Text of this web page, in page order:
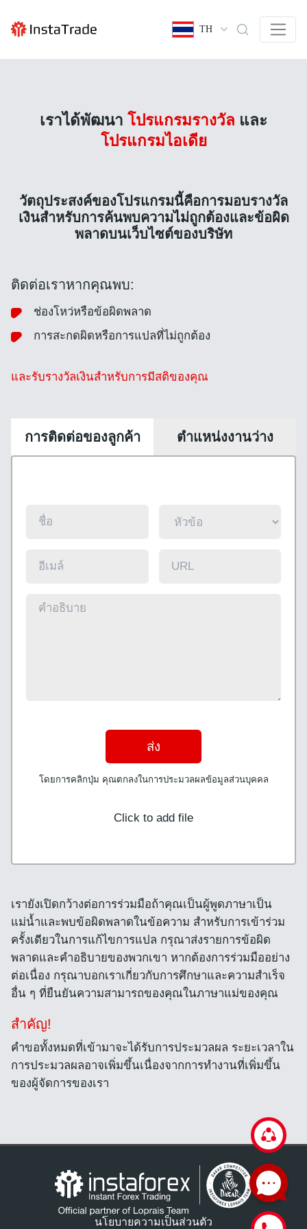
TH
เราได้พัฒนา โปรแกรมรางวัล และ
โปรแกรมไอเดีย
วัตถุประสงค์ของโปรแกรมนี้คือการมอบรางวัล
เงินสำหรับการค้นพบความไม่ถูกต้องและข้อผิด
พลาดบนเว็บไซต์ของบริษัท
ติดต่อเราหากคุณพบ:
ช่องโหว่หรือข้อผิดพลาด
การสะกดผิดหรือการแปลที่ไม่ถูกต้อง
และรับรางวัลเงินสำหรับการมีสติของคุณ
การติดต่อของลูกค้า ตำแหน่งงานว่าง
ส่ง
โดยการคลิกปุ่ม คุณตกลงในการประมวลผลข้อมูลส่วนบุคคล
Click to add file
เรายังเปิดกว้างต่อการร่วมมือถ้าคุณเป็นผู้พูดภาษาเป็น
แม่น้ำและพบข้อผิดพลาดในข้อความ สำหรับการเข้าร่วม
ครั้งเดียวในการแก้ไขการแปล กรุณาส่งรายการข้อผิด
พลาดและคำอธิบายของพวกเขา หากต้องการร่วมมืออย่าง
ต่อเนื่อง กรุณาบอกเราเกี่ยวกับการศึกษาและความสำเร็จ
อื่น ๆ ที่ยืนยันความสามารถของคุณในภาษาแม่ของคุณ
สำคัญ!
คำขอทั้งหมดที่เข้ามาจะได้รับการประมวลผล ระยะเวลาใน
การประมวลผลอาจเพิ่มขึ้นเนื่องจากการทำงานที่เพิ่มขึ้น
ของผู้จัดการของเรา
นโยบายความเป็นส่วนตัว